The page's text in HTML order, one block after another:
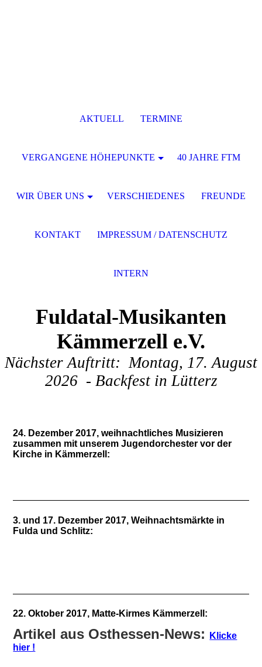
Fuldatal-Musikanten
Kämmerzell e.V.
Nächster Auftritt: Montag, 17. August
2026 - Backfest in Lütterz
24. Dezember 2017, weihnachtliches Musizieren
zusammen mit unserem Jugendorchester vor der
Kirche in Kämmerzell:
3. und 17. Dezember 2017, Weihnachtsmärkte in
Fulda und Schlitz:
22. Oktober 2017, Matte-Kirmes Kämmerzell:
Artikel aus Osthessen-News:
Klicke
hier !
AKTUELL TERMINE
VERGANGENE HÖHEPUNKTE 40 JAHRE FTM
WIR ÜBER UNS VERSCHIEDENES FREUNDE
KONTAKT IMPRESSUM / DATENSCHUTZ
INTERN